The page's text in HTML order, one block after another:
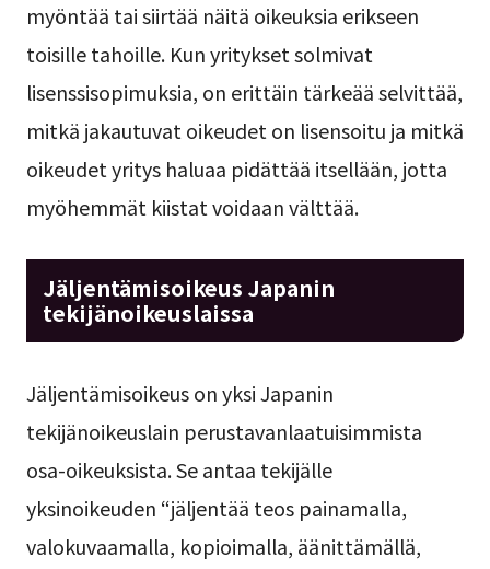
myöntää tai siirtää näitä oikeuksia erikseen
toisille tahoille. Kun yritykset solmivat
lisenssisopimuksia, on erittäin tärkeää selvittää,
mitkä jakautuvat oikeudet on lisensoitu ja mitkä
oikeudet yritys haluaa pidättää itsellään, jotta
myöhemmät kiistat voidaan välttää.
Jäljentämisoikeus Japanin
tekijänoikeuslaissa
Jäljentämisoikeus on yksi Japanin
tekijänoikeuslain perustavanlaatuisimmista
osa-oikeuksista. Se antaa tekijälle
yksinoikeuden “jäljentää teos painamalla,
valokuvaamalla, kopioimalla, äänittämällä,